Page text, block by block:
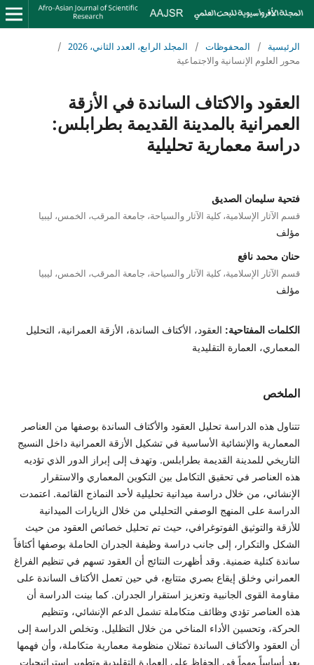
الرئيسية / المحفوظات / المجلد الرابع، العدد الثاني، 2026
/
محور العلوم الإنسانية والاجتماعية
العقود والاكتاف الساندة في الأزقة
العمرانية بالمدينة القديمة بطرابلس:
دراسة معمارية تحليلية
فتحية سليمان الصديق
قسم الآثار الإسلامية، كلية الآثار والسياحة، جامعة المرقب، الخمس، ليبيا
مؤلف
حنان محمد نافع
قسم الآثار الإسلامية، كلية الآثار والسياحة، جامعة المرقب، الخمس، ليبيا
مؤلف
الكلمات المفتاحية: العقود، الأكتاف الساندة، الأزقة العمرانية، التحليل
المعماري، العمارة التقليدية
الملخص
تتناول هذه الدراسة تحليل العقود والأكتاف الساندة بوصفها من العناصر
المعمارية والإنشائية الأساسية في تشكيل الأزقة العمرانية داخل النسيج
التاريخي للمدينة القديمة بطرابلس. وتهدف إلى إبراز الدور الذي تؤديه
هذه العناصر في تحقيق التكامل بين التكوين المعماري والاستقرار
الإنشائي، من خلال دراسة ميدانية تحليلية لأحد النماذج القائمة. اعتمدت
الدراسة على المنهج الوصفي التحليلي من خلال الزيارات الميدانية
للأزقة والتوثيق الفوتوغرافي، حيث تم تحليل خصائص العقود من حيث
الشكل والتكرار، إلى جانب دراسة وظيفة الجدران الحاملة بوصفها أكتافاً
ساندة كتلية ضمنية. وقد أظهرت النتائج أن العقود تسهم في تنظيم الفراغ
العمراني وخلق إيقاع بصري متتابع، في حين تعمل الأكتاف الساندة على
مقاومة القوى الجانبية وتعزيز استقرار الجدران. كما بينت الدراسة أن
هذه العناصر تؤدي وظائف متكاملة تشمل الدعم الإنشائي، وتنظيم
الحركة، وتحسين الأداء المناخي من خلال التظليل. وتخلص الدراسة إلى
أن العقود والأكتاف الساندة تمثلان منظومة معمارية متكاملة، وأن فهمها
يعد أساساً مهماً في الحفاظ على العمارة التقليدية وتطوير استراتيجيات